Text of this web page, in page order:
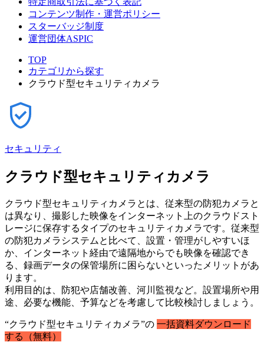
コンテンツ制作・運営ポリシー
スターバッジ制度
運営団体ASPIC
TOP
カテゴリから探す
クラウド型セキュリティカメラ
セキュリティ
クラウド型セキュリティカメラ
クラウド型セキュリティカメラとは、従来型の防犯カメラと
は異なり、撮影した映像をインターネット上のクラウドスト
レージに保存するタイプのセキュリティカメラです。従来型
の防犯カメラシステムと比べて、設置・管理がしやすいほ
か、インターネット経由で遠隔地からでも映像を確認でき
る、録画データの保管場所に困らないといったメリットがあ
ります。
利用目的は、防犯や店舗改善、河川監視など。設置場所や用
途、必要な機能、予算などを考慮して比較検討しましょう。
“クラウド型セキュリティカメラ”の 一括資料ダウンロード
する（無料）